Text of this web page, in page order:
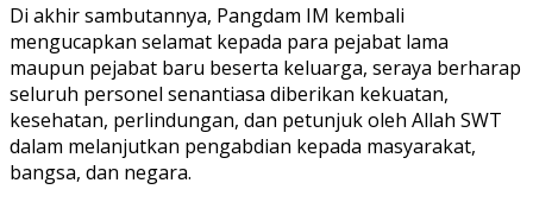
Di akhir sambutannya, Pangdam IM kembali
mengucapkan selamat kepada para pejabat lama
maupun pejabat baru beserta keluarga, seraya berharap
seluruh personel senantiasa diberikan kekuatan,
kesehatan, perlindungan, dan petunjuk oleh Allah SWT
dalam melanjutkan pengabdian kepada masyarakat,
bangsa, dan negara.